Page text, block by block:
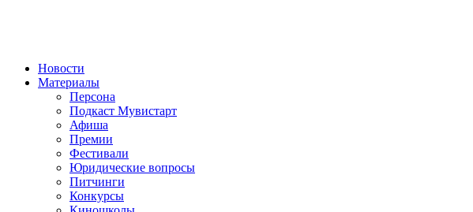
Новости
Материалы
Персона
Подкаст Мувистарт
Афиша
Премии
Фестивали
Юридические вопросы
Питчинги
Конкурсы